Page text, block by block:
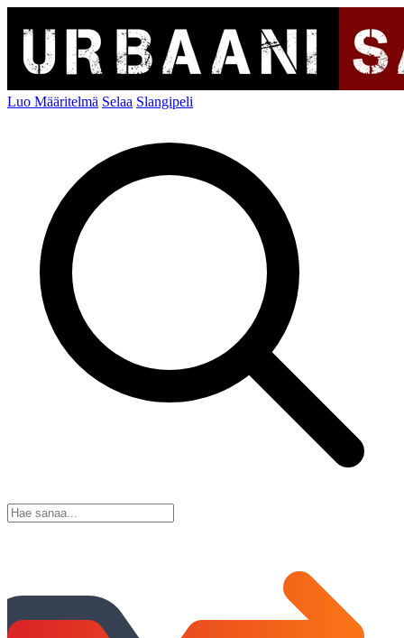
Luo Määritelmä Selaa Slangipeli